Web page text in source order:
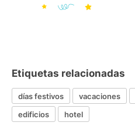
Etiquetas relacionadas
días festivos vacaciones
edificios
hotel